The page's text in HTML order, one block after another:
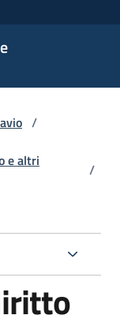
/
e altri
/